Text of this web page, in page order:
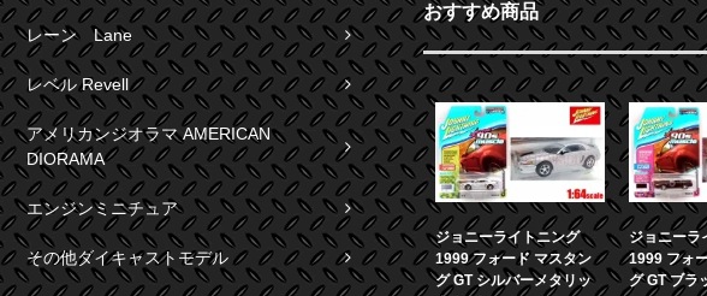
レーン Lane
レベル Revell
アメリカンジオラマ AMERICAN
DIORAMA
エンジンミニチュア
その他ダイキャストモデル
おすすめ商品
ジョニーライトニング
1999 フォード マスタン
グ GT シルバーメタリッ
ジョニーラ
1999 フォ
グ GT ブラ